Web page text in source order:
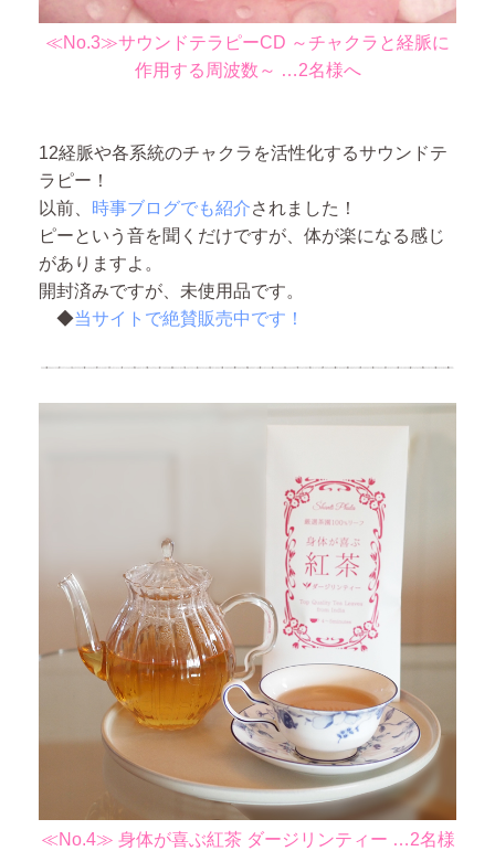
≪No.3≫サウンドテラピーCD ～チャクラと経脈に
作用する周波数～ …2名様へ
12経脈や各系統のチャクラを活性化するサウンドテ
ラピー！
以前、 時事ブログでも紹介されました！
ピーという音を聞くだけですが、体が楽になる感じ
がありますよ。
開封済みですが、未使用品です。
◆当サイトで絶賛販売中です！
≪No.4≫ 身体が喜ぶ紅茶 ダージリンティー …2名様